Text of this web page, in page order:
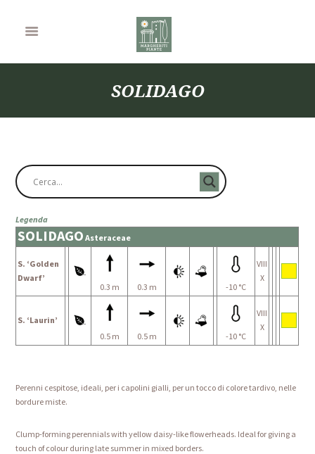
SOLIDAGO
Legenda
SOLIDAGO Asteraceae
S. ‘Golden
Dwarf’
0.3 m
0.3 m -10 °C
VIII
X
S. ‘Laurin’
0.5 m
0.5 m -10 °C
VIII
X
Perenni cespitose, ideali, per i capolini gialli, per un tocco di colore tardivo, nelle
bordure miste.
Clump-forming perennials with yellow daisy-like flowerheads. Ideal for giving a
touch of colour during late summer in mixed borders.